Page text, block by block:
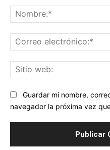
Guardar mi nombre,
navegador la próxima vez